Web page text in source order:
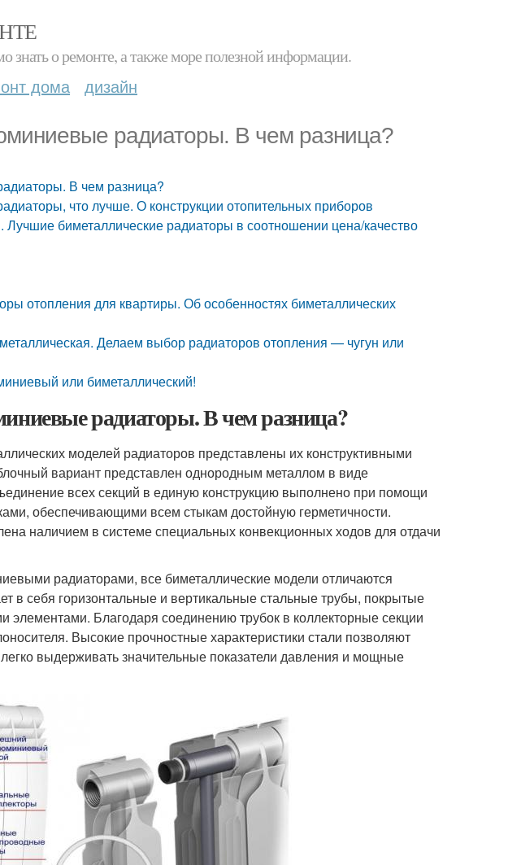
знать о ремонте, а также море полезной информации.
дома дизайн
радиаторы. В чем разница?
В чем разница?
что лучше. О конструкции отопительных приборов
Лучшие биметаллические радиаторы в соотношении цена/качество
отопления для квартиры. Об особенностях биметаллических
Делаем выбор радиаторов отопления — чугун или
или биметаллический!
радиаторы. В чем разница?
моделей радиаторов представлены их конструктивными
вариант представлен однородным металлом в виде
всех секций в единую конструкцию выполнено при помощи
обеспечивающими всем стыкам достойную герметичности.
наличием в системе специальных конвекционных ходов для отдачи
радиаторами, все биметаллические модели отличаются
в себя горизонтальные и вертикальные стальные трубы, покрытые
Благодаря соединению трубок в коллекторные секции
Высокие прочностные характеристики стали позволяют
выдерживать значительные показатели давления и мощные